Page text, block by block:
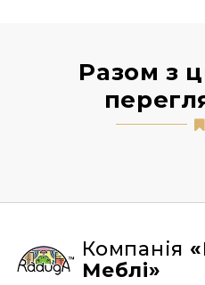
Разом з
Компанія
Меблі»